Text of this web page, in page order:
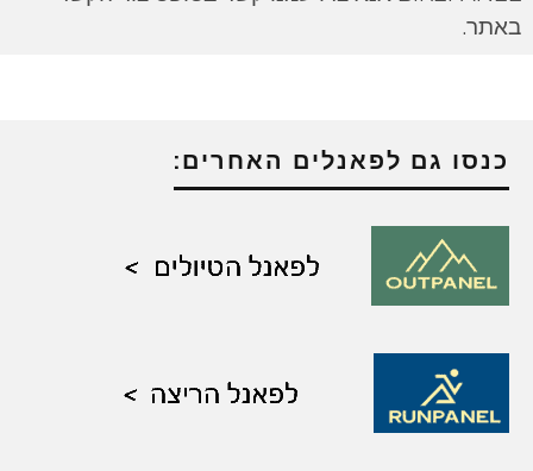
באתר.
כנסו גם לפאנלים האחרים: